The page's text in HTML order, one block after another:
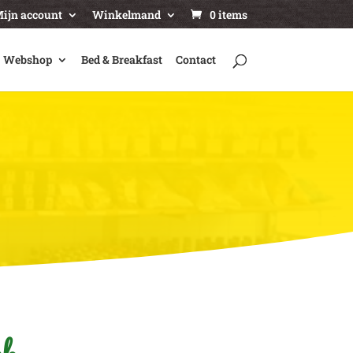
account Winkelmand 0 items
Webshop Bed & Breakfast Contact